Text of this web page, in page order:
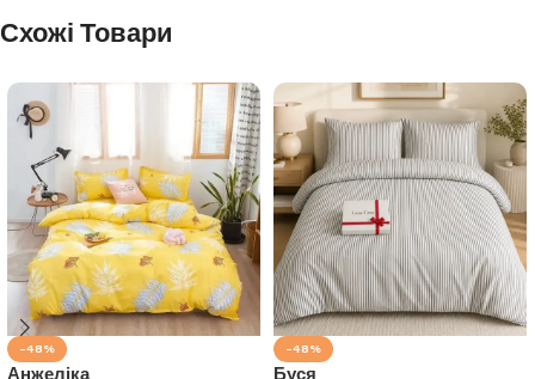
Схожі Товари
-48%
Анжеліка
-48%
Буся